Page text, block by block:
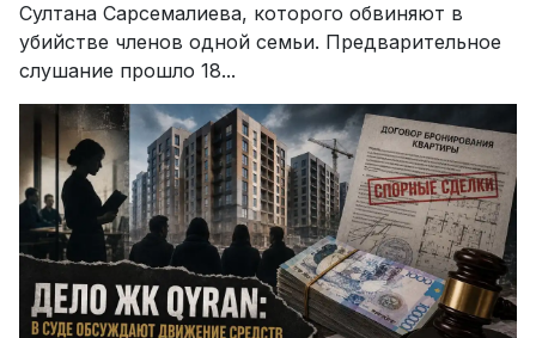
Султана Сарсемалиева, которого обвиняют в
убийстве членов одной семьи. Предварительное
слушание прошло 18...